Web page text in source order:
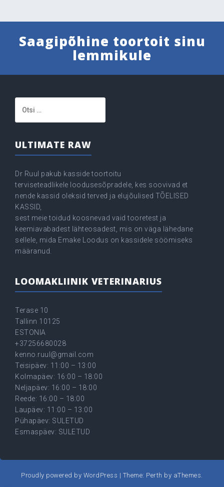
Saagipõhine toortoit sinu
lemmikule
ULTIMATE RAW
Dr Ruul pakub kasside toortoitu
terviseteadlikele loodusesõpradele, kes soovivad et
nende kassid oleksid terved ja elujõulised TÕELISED
KASSID,
sest meie toidud koosnevad vaid tooretest ja
keemiavabadest lähteosadest, mis on väga lähedane
sellele, mida Emake Loodus on kassidele söömiseks
määranud.
LOOMAKLIINIK VETERINARIUS
Terase 10
Tallinn 10125
ESTONIA
+37256680028
kenno.ruul@gmail.com
Teisipäev: 11:00 – 13:00
Kolmapäev: 16:00 – 18:00
Neljapäev: 16:00 – 18:00
Reede: 16:00 – 18:00
Laupäev: 11:00 – 13:00
Pühapäev: SULETUD
Esmaspäev: SULETUD
Proudly powered by WordPress | Theme: Perth by aThemes.